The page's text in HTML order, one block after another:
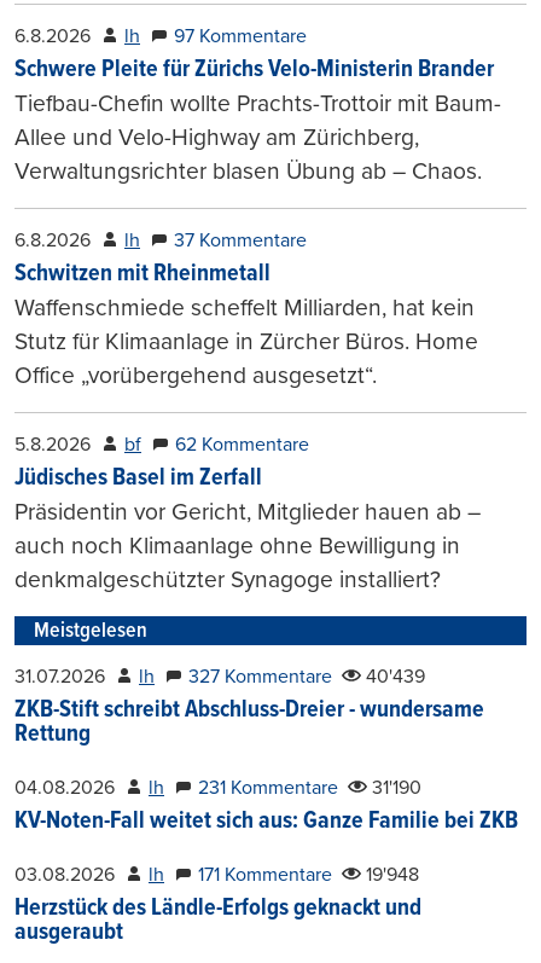
6.8.2026 lh 97 Kommentare
Schwere Pleite für Zürichs Velo-Ministerin Brander
Tiefbau-Chefin wollte Prachts-Trottoir mit Baum-
Allee und Velo-Highway am Zürichberg,
Verwaltungsrichter blasen Übung ab – Chaos.
6.8.2026 lh 37 Kommentare
Schwitzen mit Rheinmetall
Waffenschmiede scheffelt Milliarden, hat kein
Stutz für Klimaanlage in Zürcher Büros. Home
Office „vorübergehend ausgesetzt“.
5.8.2026 bf 62 Kommentare
Jüdisches Basel im Zerfall
Präsidentin vor Gericht, Mitglieder hauen ab –
auch noch Klimaanlage ohne Bewilligung in
denkmalgeschützter Synagoge installiert?
Meistgelesen
31.07.2026 lh 327 Kommentare 40'439
ZKB-Stift schreibt Abschluss-Dreier - wundersame
Rettung
04.08.2026 lh 231 Kommentare 31'190
KV-Noten-Fall weitet sich aus: Ganze Familie bei ZKB
03.08.2026 lh 171 Kommentare 19'948
Herzstück des Ländle-Erfolgs geknackt und
ausgeraubt